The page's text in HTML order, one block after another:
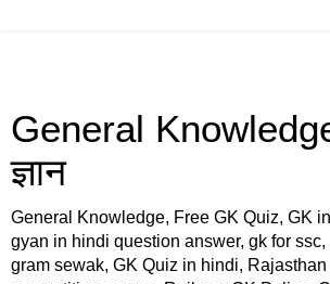
General
ज्ञान
General Knowledge, Free GK Quiz, GK
gyan in hindi question answer, gk for
gram sewak, GK Quiz in hindi, Rajasthan